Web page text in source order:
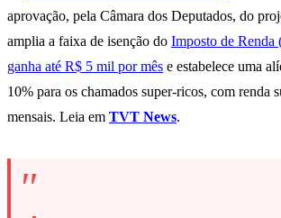
aprovação, pela Câmara dos Deputados, do
amplia a faixa de isenção do Imposto de Renda
ganha até R$ 5 mil por mês e estabelece uma
10% para os chamados super-ricos, com renda
mensais. Leia em TVT News.